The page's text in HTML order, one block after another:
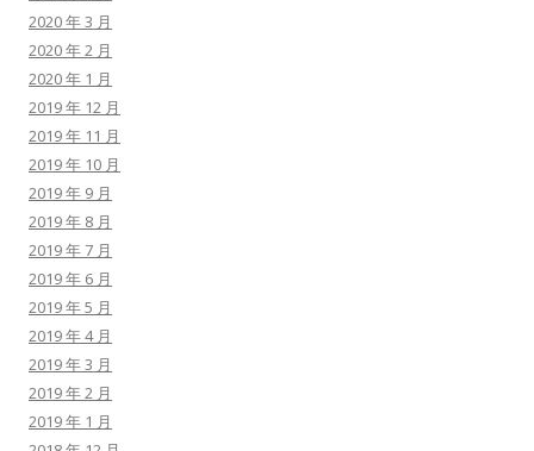
2020 年 3 月
2020 年 2 月
2020 年 1 月
2019 年 12 月
2019 年 11 月
2019 年 10 月
2019 年 9 月
2019 年 8 月
2019 年 7 月
2019 年 6 月
2019 年 5 月
2019 年 4 月
2019 年 3 月
2019 年 2 月
2019 年 1 月